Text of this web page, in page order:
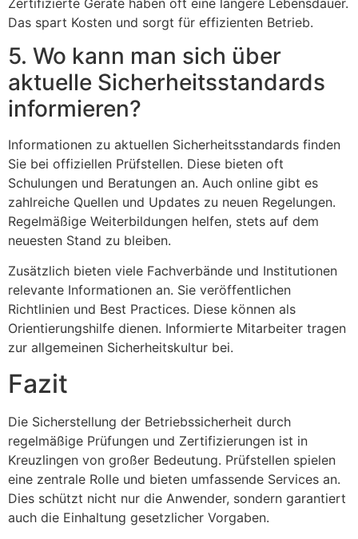
Das spart Kosten und sorgt für effizienten Betrieb.
5. Wo kann man sich über
aktuelle Sicherheitsstandards
informieren?
Informationen zu aktuellen Sicherheitsstandards finden
Sie bei offiziellen Prüfstellen. Diese bieten oft
Schulungen und Beratungen an. Auch online gibt es
zahlreiche Quellen und Updates zu neuen Regelungen.
Regelmäßige Weiterbildungen helfen, stets auf dem
neuesten Stand zu bleiben.
Zusätzlich bieten viele Fachverbände und Institutionen
relevante Informationen an. Sie veröffentlichen
Richtlinien und Best Practices. Diese können als
Orientierungshilfe dienen. Informierte Mitarbeiter tragen
zur allgemeinen Sicherheitskultur bei.
Fazit
Die Sicherstellung der Betriebssicherheit durch
regelmäßige Prüfungen und Zertifizierungen ist in
Kreuzlingen von großer Bedeutung. Prüfstellen spielen
eine zentrale Rolle und bieten umfassende Services an.
Dies schützt nicht nur die Anwender, sondern garantiert
auch die Einhaltung gesetzlicher Vorgaben.